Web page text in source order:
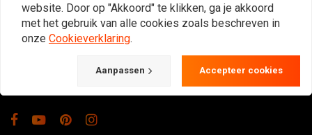
Gotenburgweg 46a, 9723 TM Groningen (The Netherlands)
website. Door op "Akkoord" te klikken, ga je akkoord
met het gebruik van alle cookies zoals beschreven in
onze Cookieverklaring.
Aanpassen Accepteer cookies